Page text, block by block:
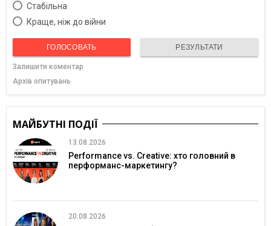
Cтабільна
Краще, ніж до війни
ГОЛОСОВАТЬ РЕЗУЛЬТАТИ
Залишити коментар
Архів опитувань
МАЙБУТНІ ПОДІЇ
13.08.2026
Performance vs. Creative: хто головний в
перформанс-маркетингу?
20.08.2026